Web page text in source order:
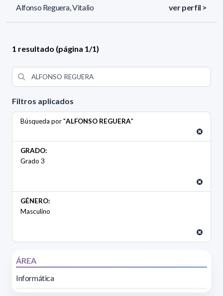
Filtros aplicados
Búsqueda por "ALFONSO REGUERA"
GRADO:
Grado 3
GÉNERO:
Masculino
ÁREA
Informática
Alfonso Reguera, Vitalio ver perfil >
1 resultado (página 1/1)